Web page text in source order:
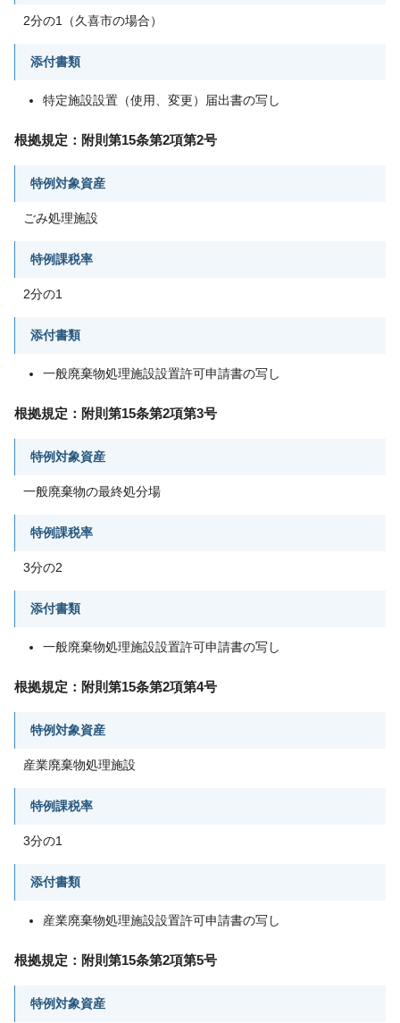
2分の1（久喜市の場合）
添付書類
特定施設設置（使用、変更）届出書の写し
根拠規定：附則第15条第2項第2号
特例対象資産
ごみ処理施設
特例課税率
2分の1
添付書類
一般廃棄物処理施設設置許可申請書の写し
根拠規定：附則第15条第2項第3号
特例対象資産
一般廃棄物の最終処分場
特例課税率
3分の2
添付書類
一般廃棄物処理施設設置許可申請書の写し
根拠規定：附則第15条第2項第4号
特例対象資産
産業廃棄物処理施設
特例課税率
3分の1
添付書類
産業廃棄物処理施設設置許可申請書の写し
根拠規定：附則第15条第2項第5号
特例対象資産